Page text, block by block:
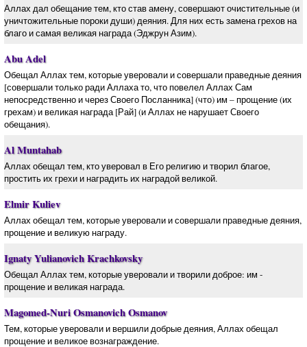
Аллах дал обещание тем, кто став амену, совершают очистительные (и
уничтожительные пороки души) деяния. Для них есть замена грехов на
благо и самая великая награда (Эджрун Азим).
Abu Adel
Обещал Аллах тем, которые уверовали и совершали праведные деяния
[совершали только ради Аллаха то, что повелел Аллах Сам
непосредственно и через Своего Посланника] (что) им – прощение (их
грехам) и великая награда [Рай] (и Аллах не нарушает Своего
обещания).
Al Muntahab
Аллах обещал тем, кто уверовал в Его религию и творил благое,
простить их грехи и наградить их наградой великой.
Elmir Kuliev
Аллах обещал тем, которые уверовали и совершали праведные деяния,
прощение и великую награду.
Ignaty Yulianovich Krachkovsky
Обещал Аллах тем, которые уверовали и творили доброе: им -
прощение и великая награда.
Magomed-Nuri Osmanovich Osmanov
Тем, которые уверовали и вершили добрые деяния, Аллах обещал
прощение и великое вознаграждение.